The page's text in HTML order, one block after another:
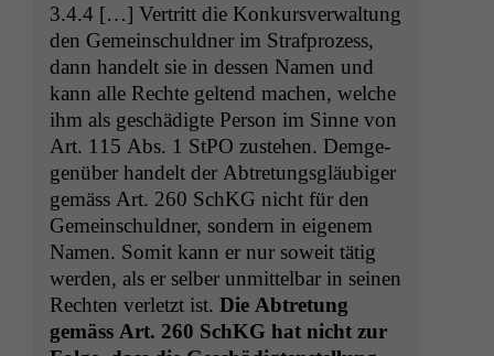
3.4.4 […] Ver­tritt die Konkursver­wal­tung
den Gemein­schuld­ner im Straf­prozess,
dann han­delt sie in dessen Namen und
kann alle Rechte gel­tend machen, welche
ihm als geschädigte Per­son im Sinne von
Art. 115 Abs. 1 StPO zuste­hen. Demge­
genüber han­delt der Abtre­tungs­gläu­biger
gemäss Art. 260 SchKG nicht für den
Gemein­schuld­ner, son­dern in eigen­em
Namen. Somit kann er nur soweit tätig
wer­den, als er sel­ber unmit­tel­bar in seinen
Recht­en ver­let­zt ist. Die Abtre­tung
gemäss Art. 260 SchKG hat nicht zur